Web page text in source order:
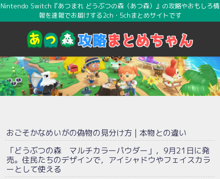
Nintendo Switch『あつまれ どうぶつの森（あつ森）』の攻略やおもしろ情
報を速報でお届けする2ch・5chまとめサイトです
おごそかなめいがの偽物の見分け方 | 本物との違い
「どうぶつの森 マルチカラーパウダー」，9月21日に発
売。住民たちのデザインで，アイシャドウやフェイスカラ
ーとして使える